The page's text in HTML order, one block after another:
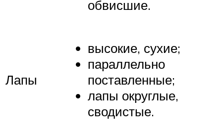
обвисшие.
Лапы
высокие, сухие;
параллельно
поставленные;
лапы округлые,
сводистые.